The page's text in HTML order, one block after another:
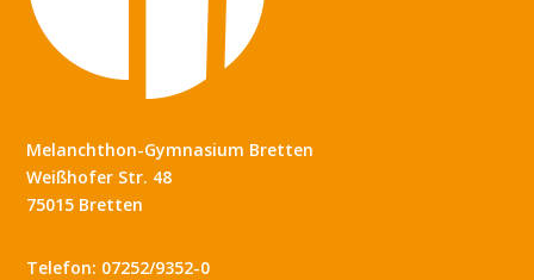
Melanchthon-Gymnasium Bretten
Weißhofer Str. 48
75015 Bretten
Telefon: 07252/9352-0